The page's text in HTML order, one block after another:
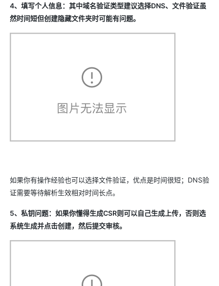
4、填写个人信息：其中域名验证类型建议选择DNS、文件验证虽
然时间短但创建隐藏文件夹时可能有问题。
如果你有操作经验也可以选择文件验证，优点是时间很短；DNS验
证需要等待解析生效相对时间长点。
5、私钥问题：如果你懂得生成CSR则可以自己生成上传，否则选
系统生成并点击创建，然后提交审核。